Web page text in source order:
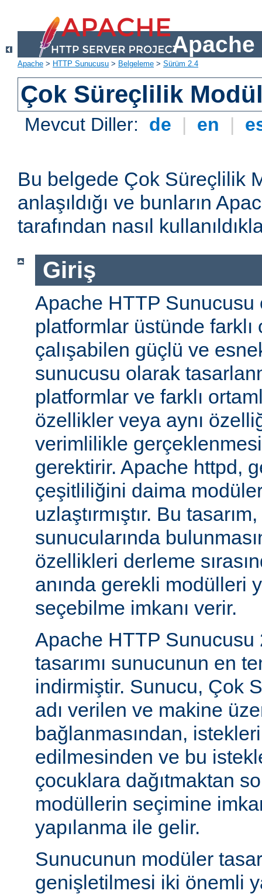
Apache
Apache > HTTP Sunucusu > Belgeleme > Sürüm 2.4
Çok Süreçlilik
Mevcut Diller: de | en |
Bu belgede Çok Süreçlilik
anlaşıldığı ve bunların
tarafından nasıl
Giriş
Apache HTTP Sunucusu
platformlar üstünde farklı
çalışabilen güçlü ve
sunucusu olarak
platformlar ve farklı
özellikler veya aynı
verimlilikle
gerektirir. Apache httpd,
çeşitliliğini daima
uzlaştırmıştır. Bu
sunucularında
özellikleri derleme
anında gerekli modülleri
seçebilme imkanı verir.
Apache HTTP Sunucusu
tasarımı sunucunun en
indirmiştir. Sunucu, Çok
adı verilen ve makine
bağlanmasından,
edilmesinden ve bu
çocuklara dağıtmaktan
modüllerin seçimine
yapılanma ile gelir.
Sunucunun modüler
genişletilmesi iki önemli